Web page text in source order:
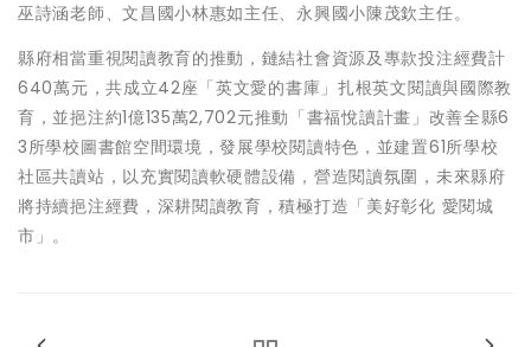
巫詩涵老師、文昌國小林惠如主任、永興國小陳茂欽主任。
縣府相當重視閱讀教育的推動，鏈結社會資源及專款投注經費計
640萬元，共成立42座「英文愛的書庫」扎根英文閱讀與國際教
育，並挹注約1億135萬2,702元推動「書福悅讀計畫」改善全縣6
3所學校圖書館空間環境，發展學校閱讀特色，並建置61所學校
社區共讀站，以充實閱讀軟硬體設備，營造閱讀氛圍，未來縣府
將持續挹注經費，深耕閱讀教育，積極打造「美好彰化 愛閱城
市」。